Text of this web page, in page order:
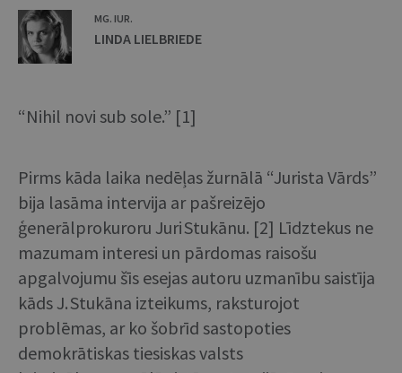
MG. IUR.
LINDA LIELBRIEDE
“Nihil novi sub sole.” [1]
Pirms kāda laika nedēļas žurnālā “Jurista Vārds”
bija lasāma intervija ar pašreizējo
ģenerālprokuroru Juri Stukānu. [2] Līdztekus ne
mazumam interesi un pārdomas raisošu
apgalvojumu šīs esejas autoru uzmanību saistīja
kāds J. Stukāna izteikums, raksturojot
problēmas, ar ko šobrīd sastopoties
demokrātiskas tiesiskas valsts